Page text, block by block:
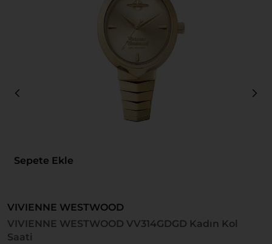
Sepete Ekle
VIVIENNE WESTWOOD
VIVIENNE WESTWOOD VV314GDGD Kadın Kol
Saati